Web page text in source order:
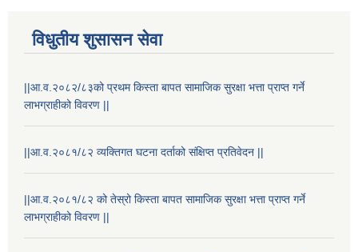
विधुतीय शुसासन सेवा
||आ.व.२०८२/८३को प्रथम किस्ता बापत सामाजिक सुरक्षा भत्ता प्राप्त गर्ने
लाभग्राहीको विवरण ||
||आ.व.२०८१/८२ व्यक्तिगत घटना दर्ताको संक्षिप्त प्रतिवेदन ||
||आ.व.२०८१/८२ को तेस्रो किस्ता बापत सामाजिक सुरक्षा भत्ता प्राप्त गर्ने
लाभग्राहीको विवरण ||